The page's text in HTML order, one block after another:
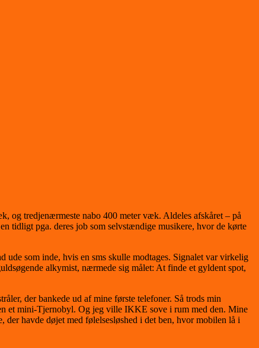
og tredjenærmeste nabo 400 meter væk. Aldeles afskåret – på
tidligt pga. deres job som selvstændige musikere, hvor de kørte
ude som inde, hvis en sms skulle modtages. Signalet var virkelig
alkymist, nærmede sig målet: At finde et gyldent spot,
der bankede ud af mine første telefoner. Så trods min
et mini-Tjernobyl. Og jeg ville IKKE sove i rum med den. Mine
havde døjet med følelsesløshed i det ben, hvor mobilen lå i